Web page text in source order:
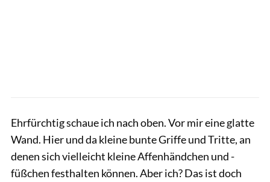
Ehrfürchtig schaue ich nach oben. Vor mir eine glatte
Wand. Hier und da kleine bunte Griffe und Tritte, an
denen sich vielleicht kleine Affenhändchen und -
füßchen festhalten können. Aber ich? Das ist doch